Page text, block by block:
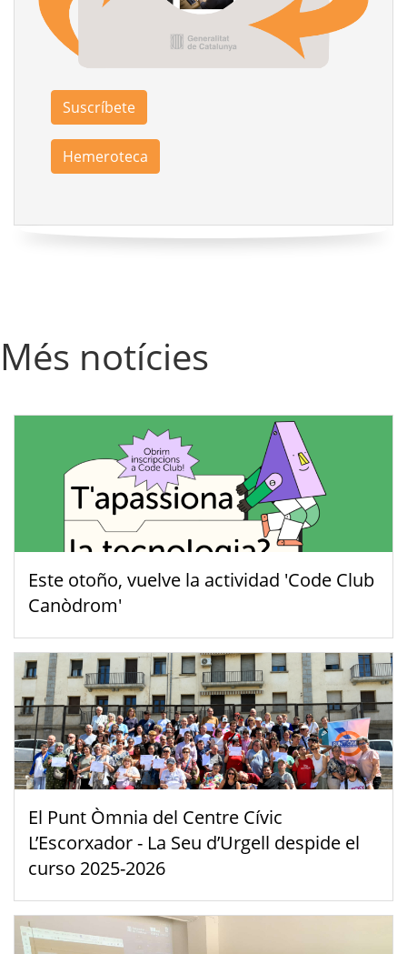
Suscríbete
Hemeroteca
Més notícies
Este otoño, vuelve la actividad 'Code Club
Canòdrom'
El Punt Òmnia del Centre Cívic
L’Escorxador - La Seu d’Urgell despide el
curso 2025-2026